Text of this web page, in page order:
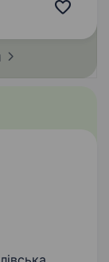
присязі.